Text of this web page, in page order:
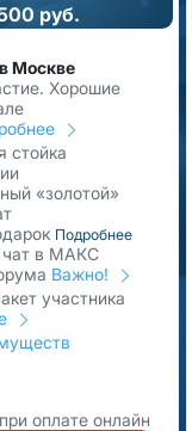
руб.
Москве
Хорошие
стойка
«золотой»
Подробнее
чат в МАКС
Важно!
участника
оплате онлайн